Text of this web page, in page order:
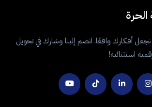
نجعل أفكارك واقعًا. انضم إلينا وشارك في تحويل
استثنائية!